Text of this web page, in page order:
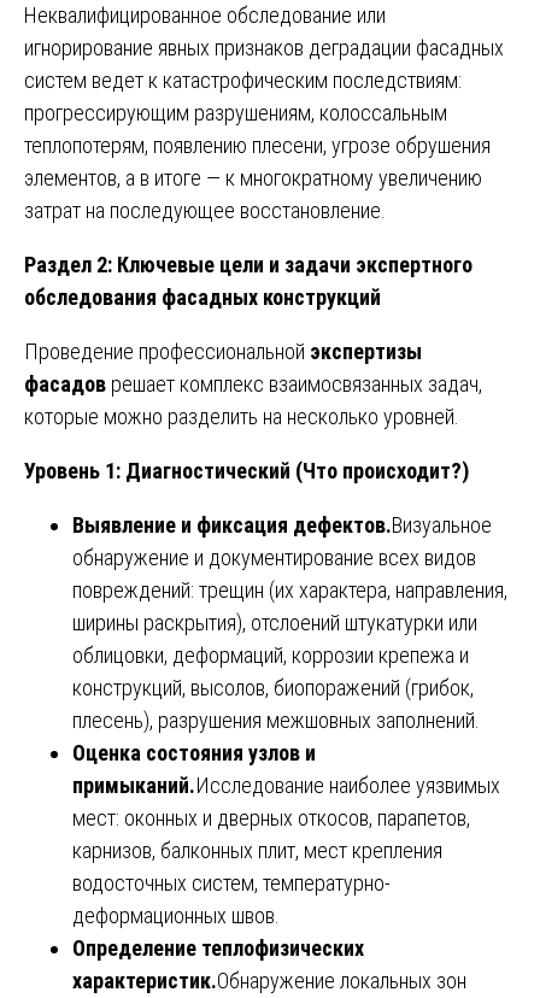
Неквалифицированное обследование или
игнорирование явных признаков деградации фасадных
систем ведет к катастрофическим последствиям:
прогрессирующим разрушениям, колоссальным
теплопотерям, появлению плесени, угрозе обрушения
элементов, а в итоге — к многократному увеличению
затрат на последующее восстановление.
Раздел 2: Ключевые цели и задачи экспертного
обследования фасадных конструкций
Проведение профессиональной экспертизы
фасадов решает комплекс взаимосвязанных задач,
которые можно разделить на несколько уровней.
Уровень 1: Диагностический (Что происходит?)
Выявление и фиксация дефектов.Визуальное
обнаружение и документирование всех видов
повреждений: трещин (их характера, направления,
ширины раскрытия), отслоений штукатурки или
облицовки, деформаций, коррозии крепежа и
конструкций, высолов, биопоражений (грибок,
плесень), разрушения межшовных заполнений.
Оценка состояния узлов и
примыканий.Исследование наиболее уязвимых
мест: оконных и дверных откосов, парапетов,
карнизов, балконных плит, мест крепления
водосточных систем, температурно-
деформационных швов.
Определение теплофизических
характеристик.Обнаружение локальных зон